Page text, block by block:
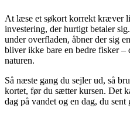
At læse et søkort korrekt kræver
investering, der hurtigt betaler
under overfladen, åbner der sig
bliver ikke bare en bedre fisker –
naturen.
Så næste gang du sejler ud, så
kortet, før du sætter kursen. Det
dag på vandet og en dag, du sent